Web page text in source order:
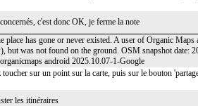
c'est donc OK, je ferme la note
has gone or never existed. A user of Organic Maps
but was not found on the ground. OSM snapshot date:
android 2025.10.07-1-Google
sur un point sur la carte, puis sur le bouton
les itinéraires